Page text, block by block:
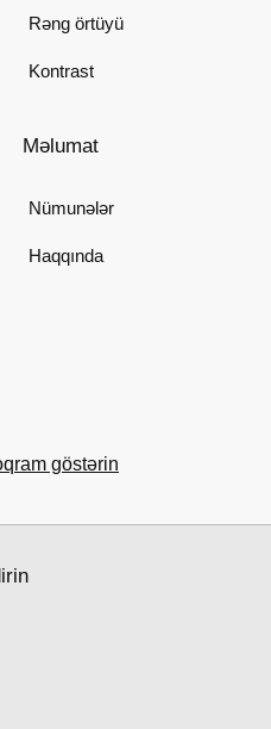
Rəng örtüyü
Kontrast
Məlumat
Nümunələr
Haqqında
göstərin